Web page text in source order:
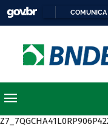
COMUNICA